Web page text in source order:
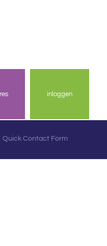
inloggen
Quick Contact Form